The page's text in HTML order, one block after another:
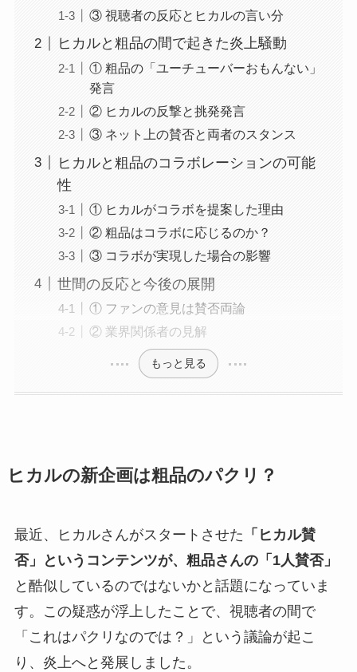
③ 視聴者の反応とヒカルの言い分
ヒカルと粗品の間で起きた炎上騒動
① 粗品の「ユーチューバーおもんない」
発言
② ヒカルの反撃と挑発発言
③ ネット上の賛否と両者のスタンス
ヒカルと粗品のコラボレーションの可能
性
① ヒカルがコラボを提案した理由
② 粗品はコラボに応じるのか？
③ コラボが実現した場合の影響
世間の反応と今後の展開
① ファンの意見は賛否両論
② 業界関係者の見解
もっと見る
ヒカルの新企画は粗品のパクリ？
最近、ヒカルさんがスタートさせた 「ヒカル賛
否」というコンテンツが、粗品さんの「1人賛否」
と酷似しているのではないかと話題になっていま
す。この疑惑が浮上したことで、視聴者の間で
「これはパクリなのでは？」という議論が起こ
り、炎上へと発展しました。